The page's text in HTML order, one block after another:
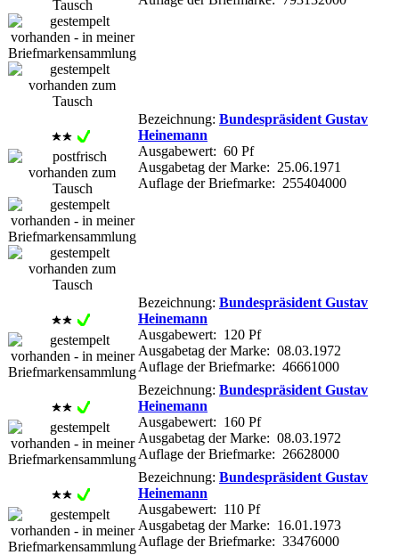
Bezeichnung: Bundespräsident Gustav
Heinemann
Ausgabewert: 60 Pf
Ausgabetag der Marke: 25.06.1971
Auflage der Briefmarke: 255404000
Bezeichnung: Bundespräsident Gustav
Heinemann
Ausgabewert: 120 Pf
Ausgabetag der Marke: 08.03.1972
Auflage der Briefmarke: 46661000
Bezeichnung: Bundespräsident Gustav
Heinemann
Ausgabewert: 160 Pf
Ausgabetag der Marke: 08.03.1972
Auflage der Briefmarke: 26628000
Bezeichnung: Bundespräsident Gustav
Heinemann
Ausgabewert: 110 Pf
Ausgabetag der Marke: 16.01.1973
Auflage der Briefmarke: 33476000